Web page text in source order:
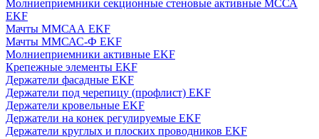
Молниеприемники секционные стеновые активные МССА
EKF
Мачты ММСАА EKF
Мачты ММСАС-Ф EKF
Молниеприемники активные EKF
Крепежные элементы EKF
Держатели фасадные EKF
Держатели под черепицу (профлист) EKF
Держатели кровельные EKF
Держатели на конек регулируемые EKF
Держатели круглых и плоских проводников EKF